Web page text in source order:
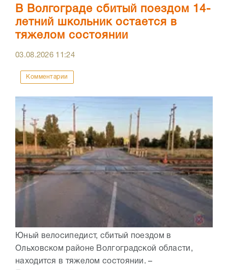
В Волгограде сбитый поездом 14-
летний школьник остается в
тяжелом состоянии
03.08.2026 11:24
Комментарии
Юный велосипедист, сбитый поездом в
Ольховском районе Волгоградской области,
находится в тяжелом состоянии. –